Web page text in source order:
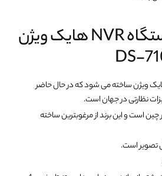
ویژگی های دستگاه NVR هایک ویژن
DS-
ویژن ساخته می شود که در حال حاضر
نظارتی در جهان است.
است و این برند از مرغوبترین ساخته